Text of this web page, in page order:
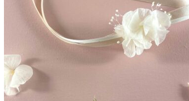
Accueil